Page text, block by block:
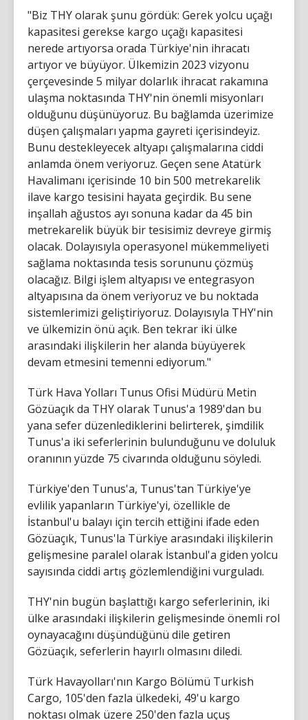
"Biz THY olarak şunu gördük: Gerek yolcu uçağı
kapasitesi gerekse kargo uçağı kapasitesi
nerede artıyorsa orada Türkiye'nin ihracatı
artıyor ve büyüyor. Ülkemizin 2023 vizyonu
çerçevesinde 5 milyar dolarlık ihracat rakamına
ulaşma noktasında THY'nin önemli misyonları
olduğunu düşünüyoruz. Bu bağlamda üzerimize
düşen çalışmaları yapma gayreti içerisindeyiz.
Bunu destekleyecek altyapı çalışmalarına ciddi
anlamda önem veriyoruz. Geçen sene Atatürk
Havalimanı içerisinde 10 bin 500 metrekarelik
ilave kargo tesisini hayata geçirdik. Bu sene
inşallah ağustos ayı sonuna kadar da 45 bin
metrekarelik büyük bir tesisimiz devreye girmiş
olacak. Dolayısıyla operasyonel mükemmeliyeti
sağlama noktasında tesis sorununu çözmüş
olacağız. Bilgi işlem altyapısı ve entegrasyon
altyapısına da önem veriyoruz ve bu noktada
sistemlerimizi geliştiriyoruz. Dolayısıyla THY'nin
ve ülkemizin önü açık. Ben tekrar iki ülke
arasındaki ilişkilerin her alanda büyüyerek
devam etmesini temenni ediyorum."
Türk Hava Yolları Tunus Ofisi Müdürü Metin
Gözüaçık da THY olarak Tunus'a 1989'dan bu
yana sefer düzenlediklerini belirterek, şimdilik
Tunus'a iki seferlerinin bulunduğunu ve doluluk
oranının yüzde 75 civarında olduğunu söyledi.
Türkiye'den Tunus'a, Tunus'tan Türkiye'ye
evlilik yapanların Türkiye'yi, özellikle de
İstanbul'u balayı için tercih ettiğini ifade eden
Gözüaçık, Tunus'la Türkiye arasındaki ilişkilerin
gelişmesine paralel olarak İstanbul'a giden yolcu
sayısında ciddi artış gözlemlendiğini vurguladı.
THY'nin bugün başlattığı kargo seferlerinin, iki
ülke arasındaki ilişkilerin gelişmesinde önemli rol
oynayacağını düşündüğünü dile getiren
Gözüaçık, seferlerin hayırlı olmasını diledi.
Türk Havayolları'nın Kargo Bölümü Turkish
Cargo, 105'den fazla ülkedeki, 49'u kargo
noktası olmak üzere 250'den fazla uçuş